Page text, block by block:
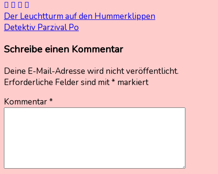
Beitragsnavigation
Der Leuchtturm auf den Hummerklippen
Detektiv Parzival Po
Schreibe einen Kommentar
Deine E-Mail-Adresse wird nicht veröffentlicht.
Erforderliche Felder sind mit* markiert
Kommentar*